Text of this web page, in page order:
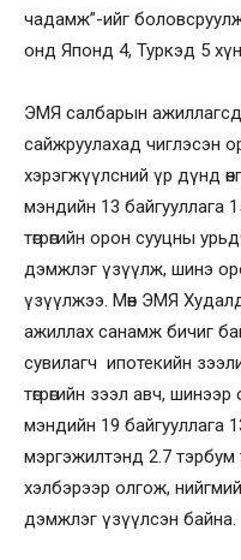
чадамж”-ийг
онд Японд 4, Туркэд 5
ЭМЯ салбарын
сайжруулахад чиглэсэн
хэрэгжүүлсний үр дүнд
мэндийн 13 байгууллага
төгрөгийн орон сууцны
дэмжлэг үзүүлж, шинэ
үзүүлжээ. Мөн ЭМЯ
ажиллах санамж бичиг
сувилагч ипотекийн
төгрөгийн зээл авч,
мэндийн 19 байгууллага
мэргэжилтэнд 2.7 тэрбум
хэлбэрээр олгож,
дэмжлэг үзүүлсэн байна.